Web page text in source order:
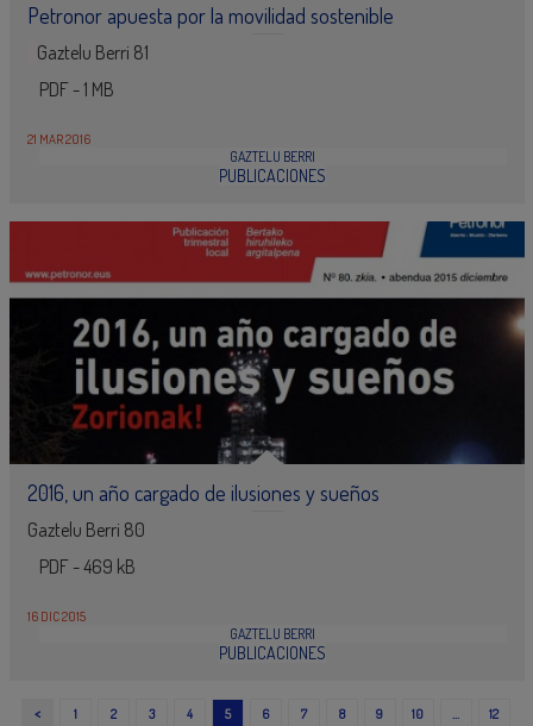
Petronor apuesta por la movilidad sostenible
Gaztelu Berri 81
PDF - 1 MB
21 MAR 2016
GAZTELU BERRI
PUBLICACIONES
2016, un año cargado de ilusiones y sueños
Gaztelu Berri 80
PDF - 469 kB
16 DIC 2015
GAZTELU BERRI
PUBLICACIONES
< 1 2 3 4 5 6 7 8 9 10 … 12